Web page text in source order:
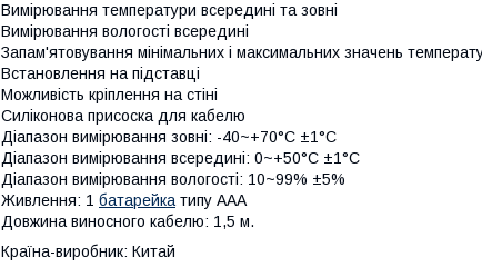
Вимірювання температури всередині та зовні
Вимірювання вологості всередині
Запам'ятовування мінімальних і максимальних значень
Встановлення на підставці
Можливість кріплення на стіні
Силіконова присоска для кабелю
Діапазон вимірювання зовні: -40~+70°C ±1°C
Діапазон вимірювання всередині: 0~+50°C ±1°C
Діапазон вимірювання вологості: 10~99% ±5%
Живлення: 1 батарейкатипу ААА
Довжина виносного кабелю: 1,5 м.
Країна-виробник: Китай